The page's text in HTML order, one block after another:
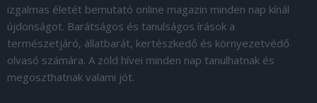
izgalmas életét bemutató online magazin minden nap kínál
újdonságot. Barátságos és tanulságos írások a
természetjáró, állatbarát, kertészkedő és környezetvédő
olvasó számára. A zöld hívei minden nap tanulhatnak és
megoszthatnak valami jót.